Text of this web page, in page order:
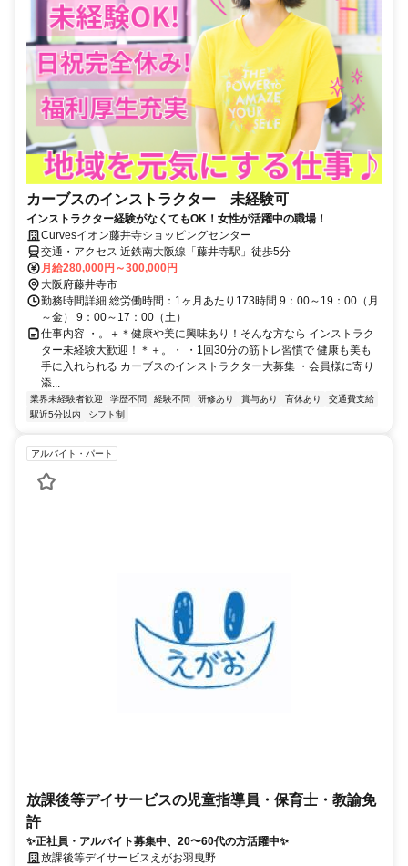
カーブスのインストラクター 未経験可
インストラクター経験がなくてもOK！女性が活躍中の職場！
Curvesイオン藤井寺ショッピングセンター
交通・アクセス 近鉄南大阪線「藤井寺駅」徒歩5分
月給280,000円～300,000円
大阪府藤井寺市
勤務時間詳細 総労働時間：1ヶ月あたり173時間 9：00～19：00（月
～金） 9：00～17：00（土）
仕事内容 ・。＋＊健康や美に興味あり！そんな方なら インストラク
ター未経験大歓迎！＊＋。・ ・1回30分の筋トレ習慣で 健康も美も
手に入れられる カーブスのインストラクター大募集 ・会員様に寄り
添...
業界未経験者歓迎 学歴不問 経験不問 研修あり 賞与あり 育休あり
交通費支給
駅近5分以内
シフト制
アルバイト・パート
放課後等デイサービスの児童指導員・保育士・教諭免
許
✨正社員・アルバイト募集中、20〜60代の方活躍中✨
放課後等デイサービスえがお羽曳野